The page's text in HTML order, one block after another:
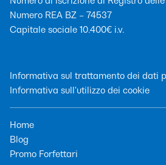
Numero REA BZ – 74537
Capitale sociale 10.400€ i.v.
Informativa sul trattamento dei dati
Informativa sull'utilizzo dei cookie
Home
Blog
Promo Forfettari